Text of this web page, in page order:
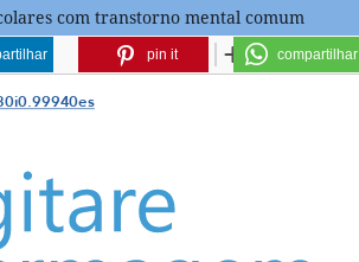
com transtorno mental comum
pin it compartilhar